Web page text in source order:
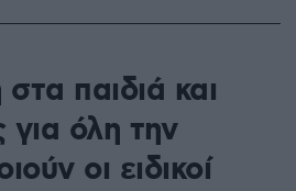
παιδιά και
για όλη την
οι ειδικοί